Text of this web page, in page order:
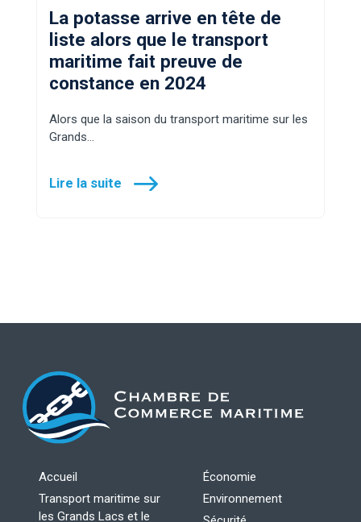
La potasse arrive en tête de
liste alors que le transport
maritime fait preuve de
constance en 2024
Alors que la saison du transport maritime sur les
Grands…
Lire la suite
Accueil
Transport maritime sur
les Grands Lacs et le
Économie
Environnement